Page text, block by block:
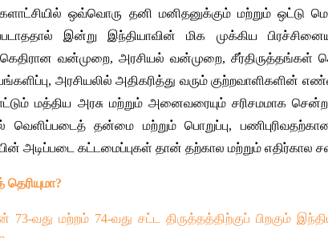
ஒவ்வொரு தனி மனிதனுக்கும் மற்றும் ஒட்டு
இன்று இந்தியாவின் மிக முக்கிய
வன்முறை, அரசியல் வன்முறை, சீர்திருத்தங்கள்
, அரசியலில் அதிகரித்து வரும் குற்றவாளிகளின்
மத்திய அரசு மற்றும் அனைவரையும் சரிசமமாக
வெளிப்படைத் தன்மை மற்றும் பொறுப்பு,
அடிப்படை கட்டமைப்புகள் தான் தற்கால மற்றும் எதிர்கால
தெரியுமா?
73-வது மற்றம் 74-வது சட்ட திருத்தத்திற்குப் பிறகும்